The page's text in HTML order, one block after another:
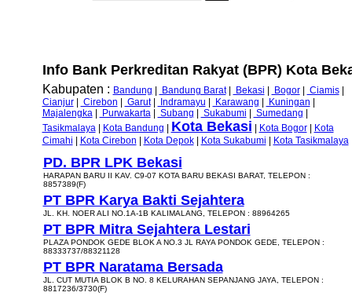
Info Bank Perkreditan Rakyat (BPR) Kota
Kabupaten : Bandung Bandung Barat| Bekasi Bogor| Ciamis|
Cianjur| Cirebon Garut| Indramayu Karawang Kuningan
Majalengka| Purwakarta| Subang Sukabumi Sumedang
Tasikmalaya| Kota Bandung Kota Bekasi Kota Bogor|
Kota
Cimahi
Kota Cirebon Kota Depok| Kota Sukabumi Kota Tasikmalaya
PD. BPR LPK Bekasi
HARAPAN BARU II KAV. C9-07 KOTA BARU BEKASI BARAT, TELEPON :
8857389(F)
PT BPR Karya Bakti Sejahtera
JL. KH. NOER ALI NO.1A-1B KALIMALANG, TELEPON : 88964265
PT BPR Mitra Sejahtera Lestari
PLAZA PONDOK GEDE BLOK A NO.3 JL RAYA PONDOK GEDE, TELEPON :
88333737/88321128
PT BPR Naratama Bersada
JL. CUT MUTIA BLOK B NO. 8 KELURAHAN SEPANJANG JAYA, TELEPON :
8817236/3730(F)